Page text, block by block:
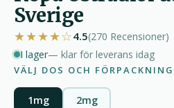
Sverige
★★★★☆4.5(270 Recensioner)
I lager— klar för leverans idag
VÄLJ DOS OCH
1mg 2mg